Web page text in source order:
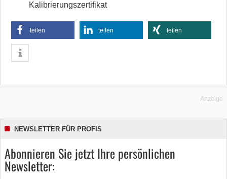
Kalibrierungszertifikat
teilen teilen teilen
Anzeige
NEWSLETTER FÜR PROFIS
Abonnieren Sie jetzt Ihre persönlichen
Newsletter: